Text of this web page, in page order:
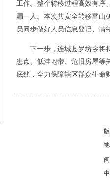
工作。整个转移过程高效有序
漏一人。本次共安全转移富山
员同步做好人员信息登记、情
下一步，连城县罗坊乡将持
患点、低洼地带、危旧房屋等
底线，全力保障辖区群众生命